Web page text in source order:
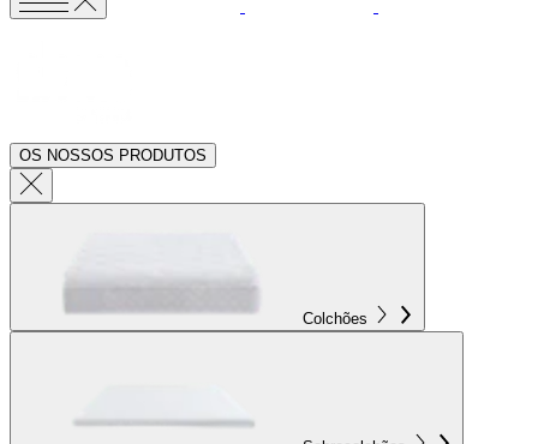
OS NOSSOS PRODUTOS
Colchões